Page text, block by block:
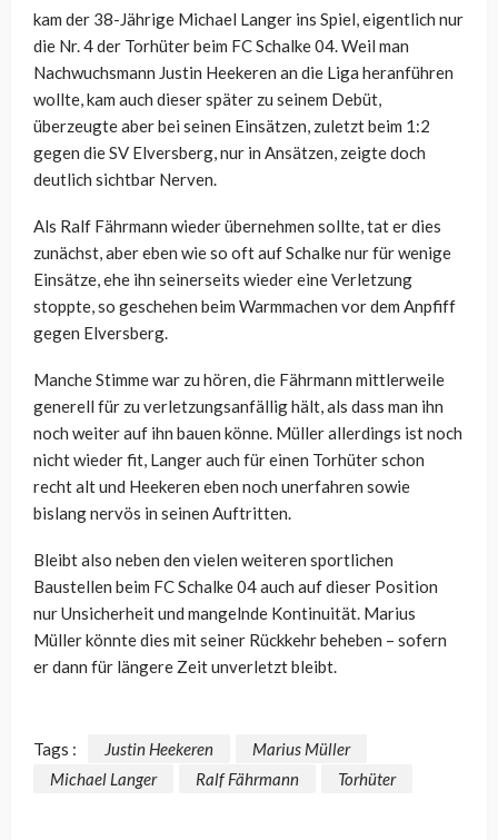
kam der 38-Jährige Michael Langer ins Spiel, eigentlich nur
die Nr. 4 der Torhüter beim FC Schalke 04. Weil man
Nachwuchsmann Justin Heekeren an die Liga heranführen
wollte, kam auch dieser später zu seinem Debüt,
überzeugte aber bei seinen Einsätzen, zuletzt beim 1:2
gegen die SV Elversberg, nur in Ansätzen, zeigte doch
deutlich sichtbar Nerven.
Als Ralf Fährmann wieder übernehmen sollte, tat er dies
zunächst, aber eben wie so oft auf Schalke nur für wenige
Einsätze, ehe ihn seinerseits wieder eine Verletzung
stoppte, so geschehen beim Warmmachen vor dem Anpfiff
gegen Elversberg.
Manche Stimme war zu hören, die Fährmann mittlerweile
generell für zu verletzungsanfällig hält, als dass man ihn
noch weiter auf ihn bauen könne. Müller allerdings ist noch
nicht wieder fit, Langer auch für einen Torhüter schon
recht alt und Heekeren eben noch unerfahren sowie
bislang nervös in seinen Auftritten.
Bleibt also neben den vielen weiteren sportlichen
Baustellen beim FC Schalke 04 auch auf dieser Position
nur Unsicherheit und mangelnde Kontinuität. Marius
Müller könnte dies mit seiner Rückkehr beheben – sofern
er dann für längere Zeit unverletzt bleibt.
Tags : Justin Heekeren
Marius Müller
Michael Langer
Ralf Fährmann Torhüter